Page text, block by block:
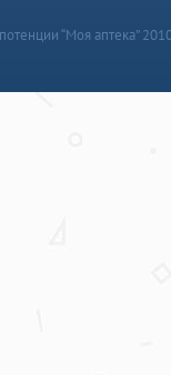
“Моя аптека”